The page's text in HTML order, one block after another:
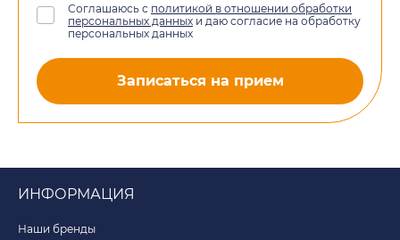
Соглашаюсь с политикой в отношении обработки
персональных данных и даю согласие на обработку
персональных данных
Записаться на прием
ИНФОРМАЦИЯ
Наши бренды